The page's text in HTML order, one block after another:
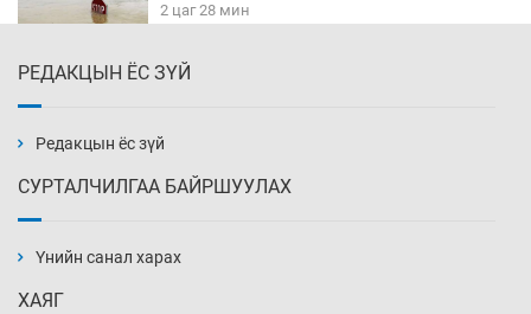
2 цаг 28 мин
2 цаг 58 мин
3 цаг 28 мин
РЕДАКЦЫН ЁС ЗҮЙ
Редакцын ёс зүй
СУРТАЛЧИЛГАА БАЙРШУУЛАХ
Үнийн санал харах
ХАЯГ